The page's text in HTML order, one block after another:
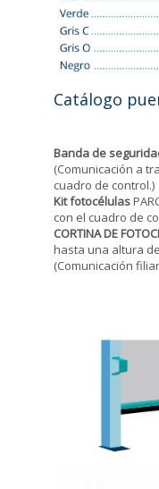
Catálogo
Banda de
(Comunicación a
cuadro de control.)
Kit fotocélulas
con el cuadro de
CORTINA DE
hasta una altura de
(Comunicación